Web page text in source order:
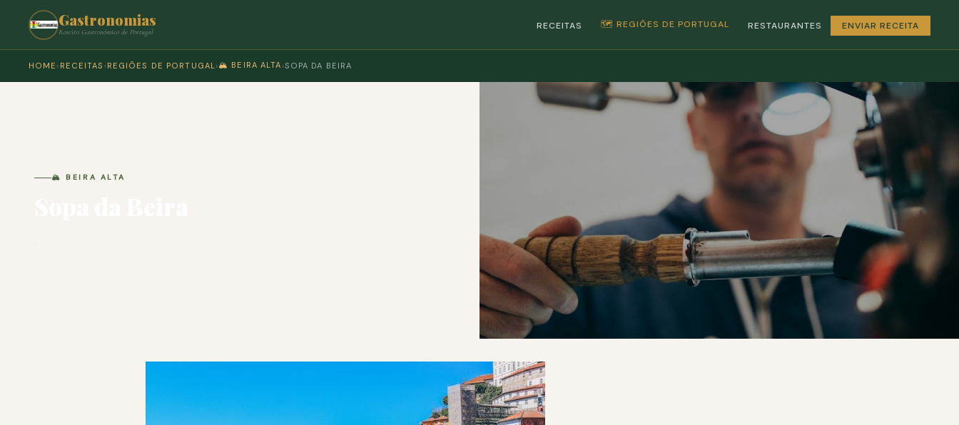
Gastronomias
Roteiro Gastronómico de Portugal
RECEITAS 🗺️ REGIÕES DE PORTUGAL RESTAURANTES ENVIAR RECEITA
HOME › RECEITAS › REGIÕES DE PORTUGAL›🏔️ BEIRA ALTA ›SOPA DA BEIRA
🏔️ BEIRA ALTA